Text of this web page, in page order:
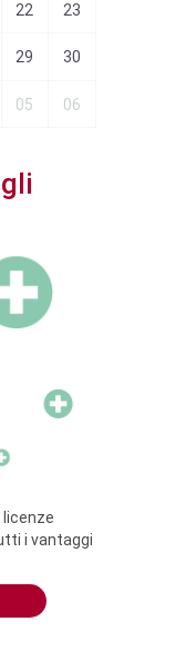
22 23
29 30
05 06
licenze
i vantaggi